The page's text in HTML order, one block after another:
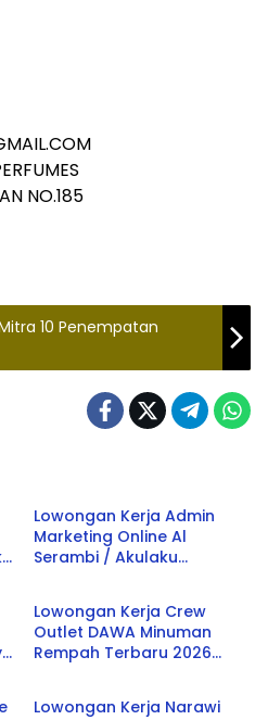
NO.185
10 Penempatan
Lowongan Kerja Admin
Marketing Online Al
Serambi / Akulaku
Tasikmalaya
Lowongan Kerja Crew
Outlet DAWA Minuman
Rempah Terbaru 2026
Tasikmalaya
Lowongan Kerja Narawi